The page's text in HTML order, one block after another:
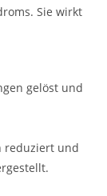
Sie wirkt
gelöst und
reduziert und